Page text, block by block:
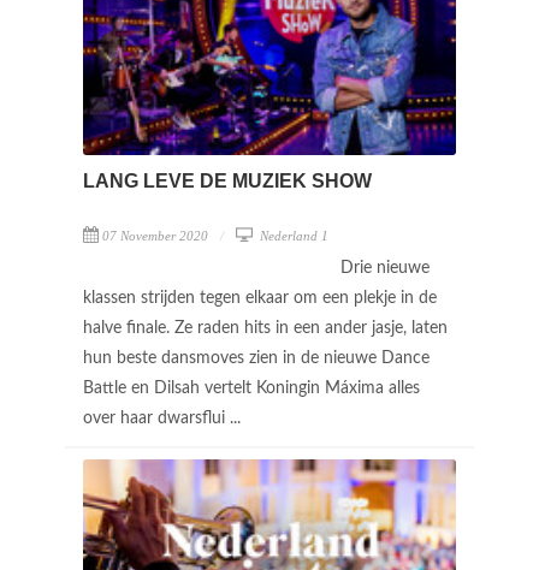
LANG LEVE DE MUZIEK SHOW
07 November 2020 Nederland 1
Drie nieuwe
klassen strijden tegen elkaar om een plekje in de
halve finale. Ze raden hits in een ander jasje, laten
hun beste dansmoves zien in de nieuwe Dance
Battle en Dilsah vertelt Koningin Máxima alles
over haar dwarsflui ...